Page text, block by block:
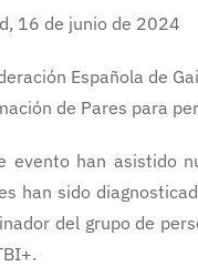
16 de junio de 2024
Española de
de Pares para
evento han asistido
han sido
del grupo de